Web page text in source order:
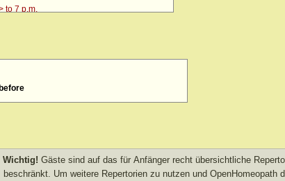
to 7 p.m.
amel.
evening
Wichtig! Gäste sind auf das für Anfänger recht übersichtliche
beschränkt. Um weitere Repertorien zu nutzen und OpenHomeopath